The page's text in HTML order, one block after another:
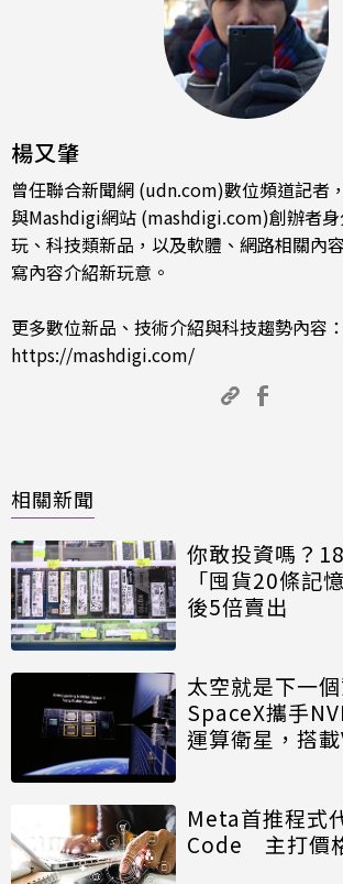
楊又肇
曾任聯合新聞網 (udn.com)數位頻道記者
與Mashdigi網站 (mashdigi.com)創辦者
玩、科技類新品，以及軟體、網路相關內
寫內容介紹新玩意。
更多數位新品、技術介紹與科技趨勢內容：
https://mashdigi.com/
相關新聞
你敢投資嗎？
「囤貨20條記
後5倍賣出
太空就是下一
SpaceX攜手
運算衛星，搭
Meta首推程式
Code 主打價